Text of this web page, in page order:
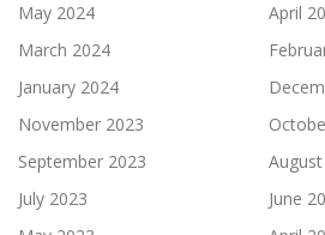
May 2024
April
March 2024
January 2024
November 2023
September 2023
July 2023
June